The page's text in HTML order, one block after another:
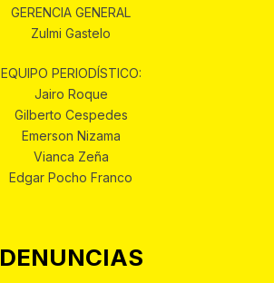
GERENCIA GENERAL
Zulmi Gastelo
EQUIPO PERIODÍSTICO:
Jairo Roque
Gilberto Cespedes
Emerson Nizama
Vianca Zeña
Edgar Pocho Franco
DENUNCIAS